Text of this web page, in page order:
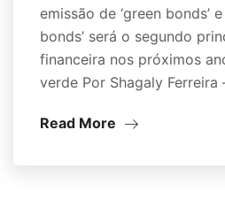
emissão de ‘green bonds’
bonds’ será o segundo
financeira nos próximos
verde Por Shagaly
Read More